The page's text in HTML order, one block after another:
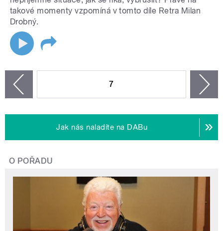
takové momenty vzpomíná v tomto díle Retra Milan
Drobný.
7
Jak nás naladíte na DABu
O POŘADU